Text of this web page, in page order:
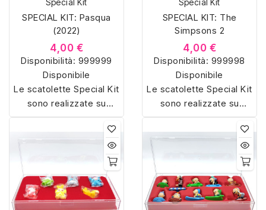
SPECIAL KIT: Pasqua
(2022)
4,00 €
Disponibilità: 999999
Disponibile
Le scatolette Special Kit
sono realizzate su
misura con materiali di
alta qualità, hanno un
interno sagomato in
vellutino rosso e offrono
soluzioni eleganti e
pratiche per organizzare
e mostrare la tua
SPECIAL KIT: The
Simpsons 2
4,00 €
Disponibilità: 999998
Disponibile
Le scatolette Special Kit
sono realizzate su
misura con materiali di
alta qualità, hanno un
interno sagomato in
vellutino rosso e offrono
soluzioni eleganti e
pratiche per organizzare
e mostrare la tua